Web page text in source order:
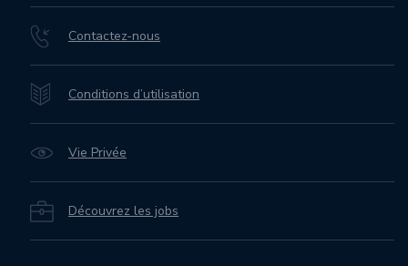
Contactez-nous
Conditions d’utilisation
Vie Privée
Découvrez les jobs